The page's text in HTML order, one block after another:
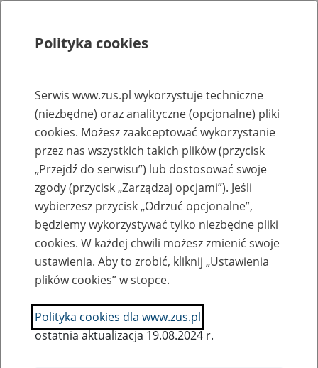
Rejestry, ewidencje i archiwa
Baza zlikwidowanych lub
przekształconych zakładów pracy
Nazwa zakładu pracy:
SZUKAJ
Polityka cookies
Serwis www.zus.pl wykorzystuje techniczne
(niezbędne) oraz analityczne (opcjonalne) pliki
cookies. Możesz zaakceptować wykorzystanie
przez nas wszystkich takich plików (przycisk
„Przejdź do serwisu”) lub dostosować swoje
zgody (przycisk „Zarządzaj opcjami”). Jeśli
wybierzesz przycisk „Odrzuć opcjonalne”,
będziemy wykorzystywać tylko niezbędne pliki
cookies. W każdej chwili możesz zmienić swoje
ustawienia. Aby to zrobić, kliknij „Ustawienia
plików cookies” w stopce.
Polityka cookies dla www.zus.pl
ostatnia aktualizacja 19.08.2024 r.